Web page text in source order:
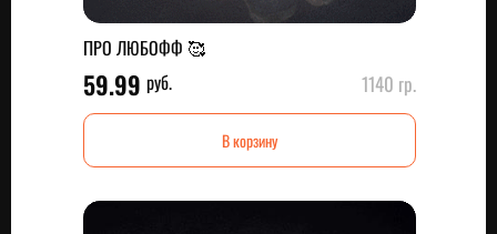
ПРО ЛЮБОФФ 🥰
59.99 руб. 1140 гр.
В корзину